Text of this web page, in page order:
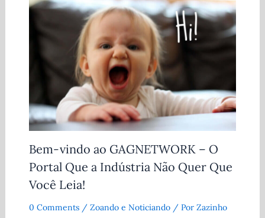
Bem-vindo ao GAGNETWORK – O
Portal Que a Indústria Não Quer Que
Você Leia!
0 Comments / Zoando e Noticiando/ Por Zazinho